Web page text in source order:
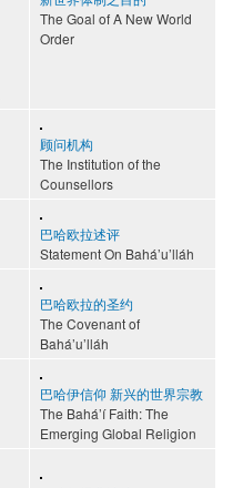
The Goal of A New World
Order
顾问机构
The Institution of the
Counsellors
巴哈欧拉述评
Statement On Bahá’u’lláh
巴哈欧拉的圣约
The Covenant of
Bahá’u’lláh
巴哈伊信仰 新兴的世界宗教
The Bahá’í Faith: The
Emerging Global Religion